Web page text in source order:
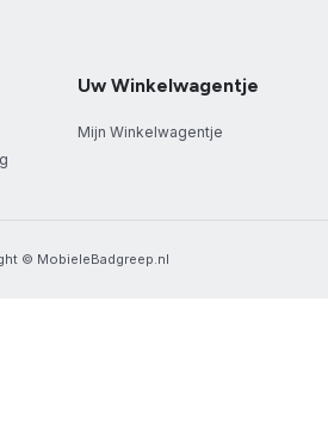
Uw Winkelwagentje
Mijn Winkelwagentje
© MobieleBadgreep.nl